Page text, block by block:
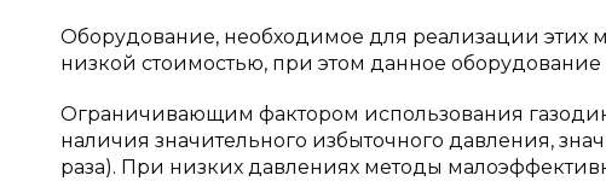
Оборудование, необходимое для реализации этих
низкой стоимостью, при этом данное
Ограничивающим фактором использования
наличия значительного избыточного давления,
раза). При низких давлениях методы